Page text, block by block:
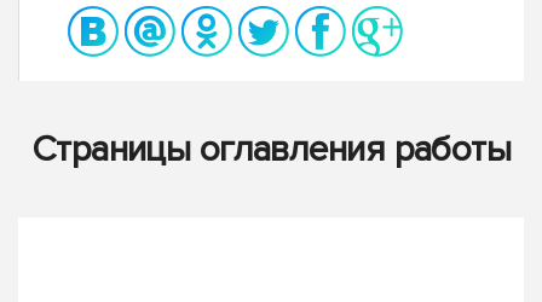
Страницы оглавления работы